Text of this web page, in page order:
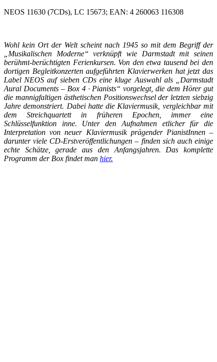
NEOS 11630 (7CDs), LC 15673; EAN: 4 260063 116308
Wohl kein Ort der Welt scheint nach 1945 so mit dem Begriff der
„Musikalischen Moderne“ verknüpft wie Darmstadt mit seinen
berühmt-berüchtigten Ferienkursen. Von den etwa tausend bei den
dortigen Begleitkonzerten aufgeführten Klavierwerken hat jetzt das
Label NEOS auf sieben CDs eine kluge Auswahl als „Darmstadt
Aural Documents – Box 4 · Pianists“ vorgelegt, die dem Hörer gut
die mannigfaltigen ästhetischen Positionswechsel der letzten siebzig
Jahre demonstriert. Dabei hatte die Klaviermusik, vergleichbar mit
dem Streichquartett in früheren Epochen, immer eine
Schlüsselfunktion inne. Unter den Aufnahmen etlicher für die
Interpretation von neuer Klaviermusik prägender PianistInnen –
darunter viele CD-Erstveröffentlichungen – finden sich auch einige
echte Schätze, gerade aus den Anfangsjahren. Das komplette
Programm der Box findet man hier.